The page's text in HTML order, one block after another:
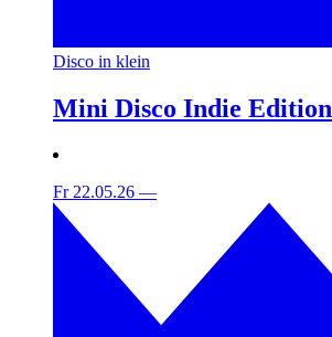
Disco in klein
Mini Disco Indie Edition
Fr 22.05.26 —